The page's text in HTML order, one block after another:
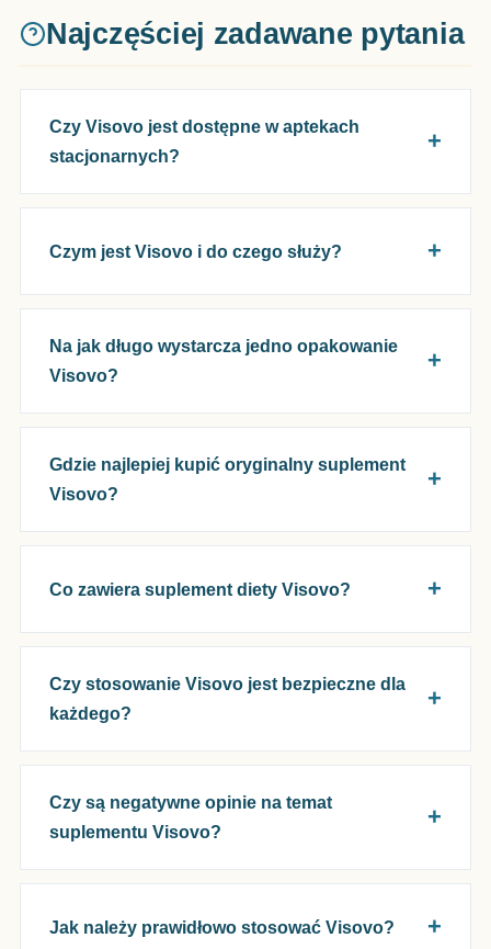
Najczęściej zadawane pytania
Czy Visovo jest dostępne w aptekach
stacjonarnych?
Czym jest Visovo i do czego służy?
Na jak długo wystarcza jedno opakowanie
Visovo?
Gdzie najlepiej kupić oryginalny suplement
Visovo?
Co zawiera suplement diety Visovo?
Czy stosowanie Visovo jest bezpieczne dla
każdego?
Czy są negatywne opinie na temat
suplementu Visovo?
Jak należy prawidłowo stosować Visovo?